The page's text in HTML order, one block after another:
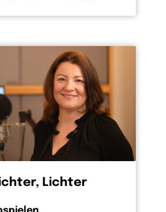
Lichter